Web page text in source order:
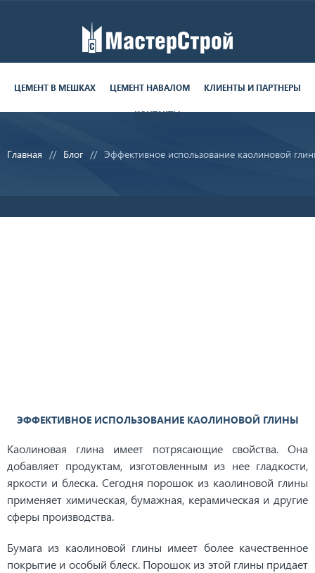
поставки круглосуточно
8 (812) 679-06-70
ЦЕМЕНТ В МЕШКАХ ЦЕМЕНТ НАВАЛОМ КЛИЕНТЫ И ПАРТНЕРЫ
КОНТАКТЫ
Главная Блог Эффективное использование каолиновой
ЭФФЕКТИВНОЕ ИСПОЛЬЗОВАНИЕ КАОЛИНОВОЙ ГЛИНЫ
Каолиновая глина имеет потрясающие свойства. Она
добавляет продуктам, изготовленным из нее гладкости,
яркости и блеска. Сегодня порошок из каолиновой глины
применяет химическая, бумажная, керамическая и другие
сферы производства.
Бумага из каолиновой глины имеет более качественное
покрытие и особый блеск. Порошок из этой глины придает